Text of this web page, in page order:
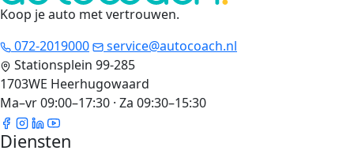
Koop je auto met vertrouwen.
072-2019000
service@autocoach.nl
Stationsplein 99-285
1703WE Heerhugowaard
Ma–vr 09:00–17:30 · Za 09:30–15:30
Diensten